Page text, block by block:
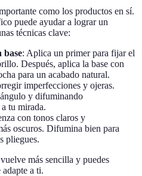
como los productos en sí.
puede ayudar a lograr un
técnicas clave:
base: Aplica un primer para fijar el
Después, aplica la base con
para un acabado natural.
imperfecciones y ojeras.
y difuminando
tu mirada.
con tonos claros y
oscuros. Difumina bien para
pliegues.
más sencilla y puedes
a ti.